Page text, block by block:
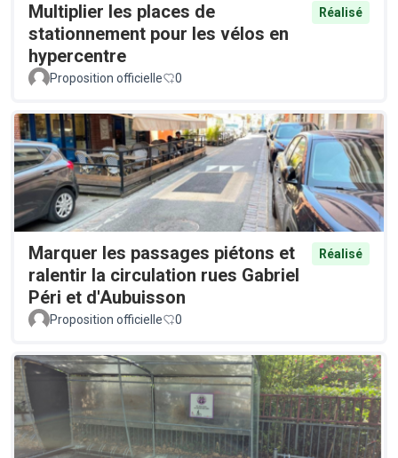
Multiplier les places de
stationnement pour les vélos en
hypercentre
Réalisé
Proposition officielle 0
Marquer les passages piétons et
ralentir la circulation rues Gabriel
Péri et d'Aubuisson
Réalisé
Proposition officielle 0